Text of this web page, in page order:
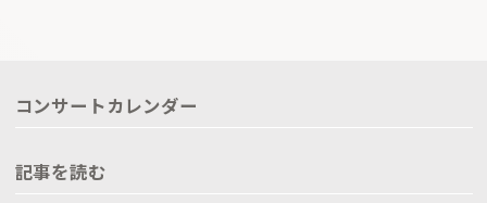
コンサートカレンダー
記事を読む